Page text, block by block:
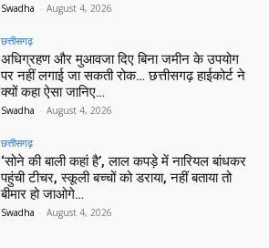
Swadha - August 4, 2026
छत्तीसगढ़
अधिग्रहण और मुआवजा दिए बिना जमीन के उपयोग
पर नहीं लगाई जा सकती रोक… छत्तीसगढ़ हाईकोर्ट ने
क्यों कहा ऐसा जानिए…
Swadha - August 4, 2026
छत्तीसगढ़
‘सोने की बाली कहां है’, लाल कपड़े में नारियल बांधकर
पहुंची टीचर, स्कूली बच्चों को डराया, नहीं बताया तो
बीमार हो जाओगे…
Swadha - August 4, 2026